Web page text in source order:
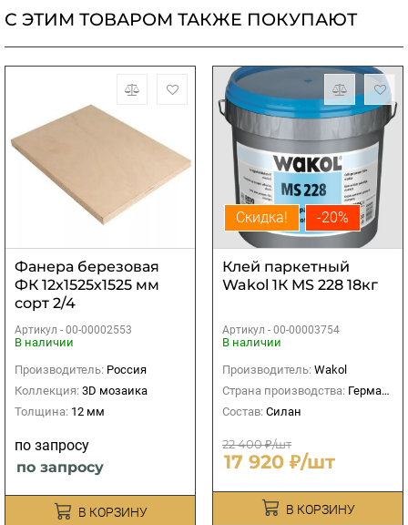
С ЭТИМ ТОВАРОМ ТАКЖЕ ПОКУПАЮТ
Фанера березовая
ФК 12х1525х1525 мм
сорт 2/4
Артикул - 00-00002553
В наличии
Производитель: Россия
Коллекция: 3D мозаика
Толщина: 12 мм
по запросу
по запросу
В КОРЗИНУ
Скидка! -20%
Клей паркетный
Wakol 1К MS 228 18кг
Артикул - 00-00003754
В наличии
Производитель: Wakol
Страна производства: Германия
Состав: Силан
22 400 ₽/шт
17 920 ₽/шт
В КОРЗИНУ